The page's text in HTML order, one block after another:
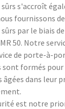
s'accroît
fournissons
par le biais
50. Notre
de porte-à-
sont formés pour
âgées dans leur
est notre